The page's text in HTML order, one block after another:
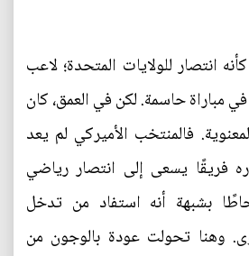
انتصار للولايات المتحدة؛ لاعب
مباراة حاسمة. لكن في العمق، كان
فالمنتخب الأميركي لم يعد
فريقًا يسعى إلى انتصار رياضي
بشبهة أنه استفاد من تدخل
وهنا تحولت عودة بالوجون من